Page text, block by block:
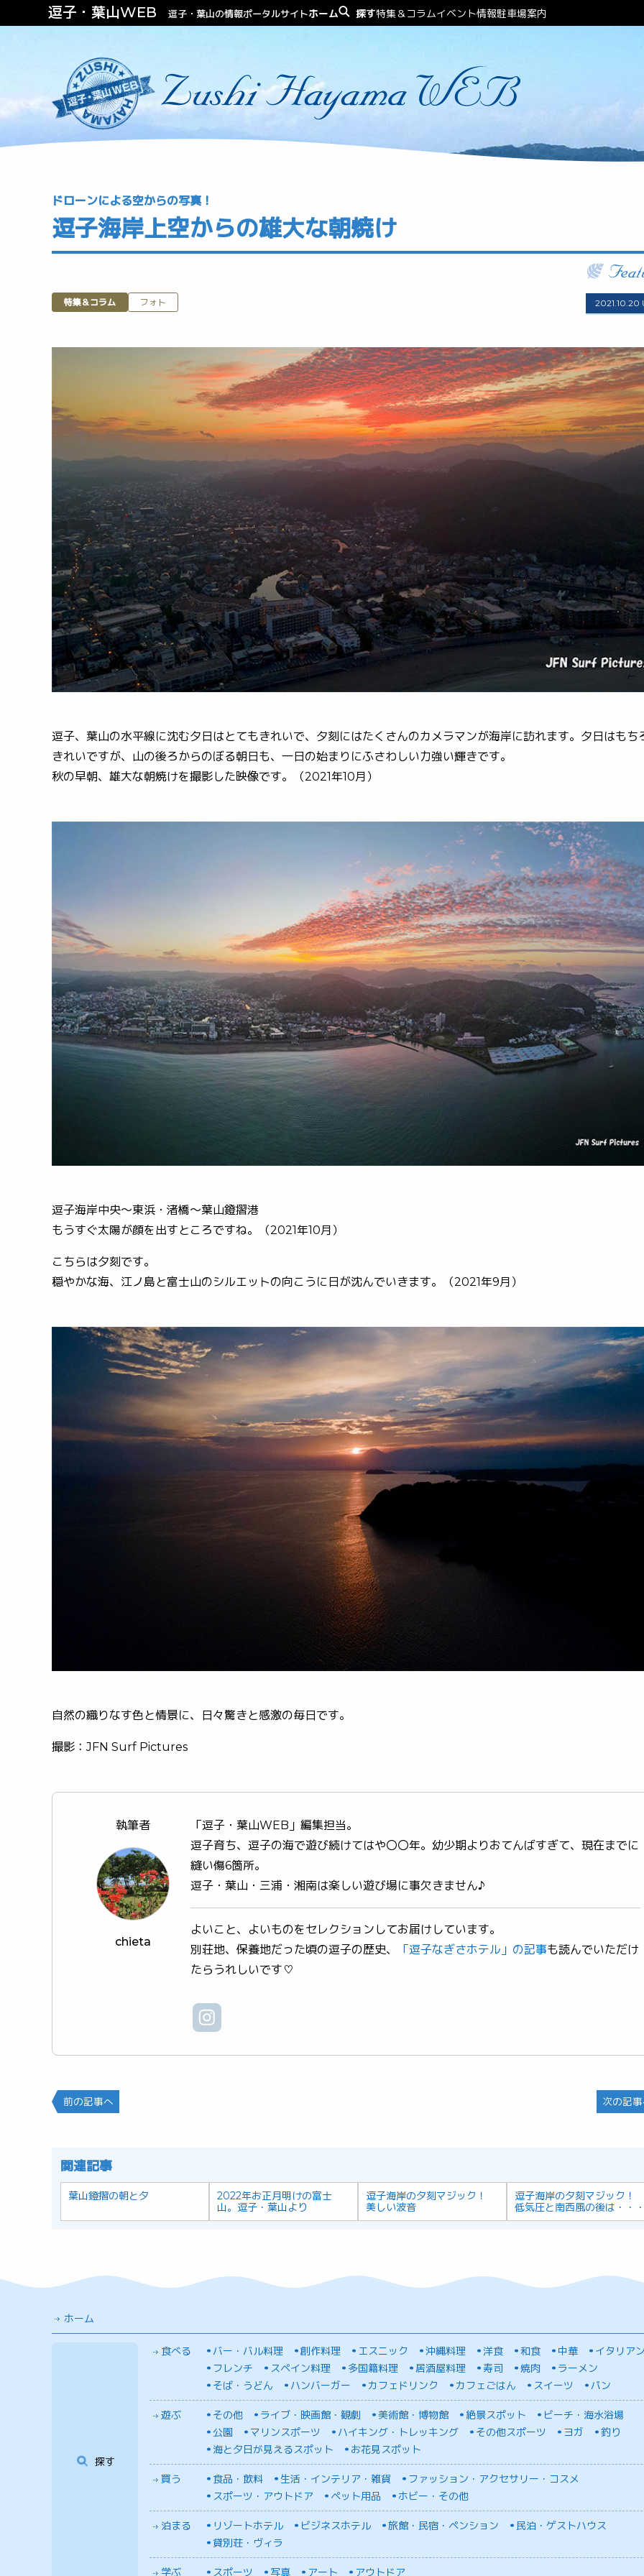
逗子・葉山WEB 逗子・葉山の情報ポータルサイトホーム 探す特集＆コラムイベント情報駐車場案内
ドローンによる空からの写真！
逗子海岸上空からの雄大な朝焼け
特集＆コラム フォト 2021.10.20
逗子、葉山の水平線に沈む夕日はとてもきれいで、夕刻にはたくさんのカメラマンが海岸に訪れます。夕日はもち
きれいですが、山の後ろからのぼる朝日も、一日の始まりにふさわしい力強い輝きです。
秋の早朝、雄大な朝焼けを撮影した映像です。（2021年10月）
逗子海岸中央～東浜・渚橋～葉山鐙摺港
もうすぐ太陽が顔を出すところですね。（2021年10月）
こちらは夕刻です。
穏やかな海、江ノ島と富士山のシルエットの向こうに日が沈んでいきます。（2021年9月）
自然の織りなす色と情景に、日々驚きと感激の毎日です。
撮影：JFN Surf Pictures
執筆者
chieta
「逗子・葉山WEB」編集担当。
逗子育ち、逗子の海で遊び続けてはや〇〇年。幼少期よりおてんばすぎて、現在までに
縫い傷6箇所。
逗子・葉山・三浦・湘南は楽しい遊び場に事欠きません♪
よいこと、よいものをセレクションしてお届けしています。
別荘地、保養地だった頃の逗子の歴史、
「逗子なぎさホテル」の記事も読んでいただけ
たらうれしいです♡
前の記事へ 次の記
関連記事
葉山鐙摺の朝と夕
2022年お正月明けの富士
山。逗子・葉山より
逗子海岸の夕刻マジック！
美しい波音
逗子海岸の夕刻マジック！
低気圧と南西風の後は・・
ホーム
探す
食べる バー・バル料理 創作料理 エスニック 沖縄料理 洋食 和食 中華
イタリア
フレンチ
スペイン料理 多国籍料理 居酒屋料理 寿司 焼肉
ラーメン
そば・うどん
ハンバーガー カフェドリンク カフェごはん スイーツ パン
遊ぶ その他 ライブ・映画館・観劇 美術館・博物館 絶景スポット
ビーチ・海水浴場
公園
マリンスポーツ ハイキング・トレッキング その他スポーツ ヨガ
釣り
海と夕日が見えるスポット
お花見スポット
買う 食品・飲料 生活・インテリア・雑貨
ファッション・アクセサリー・コスメ
スポーツ・アウトドア
ペット用品 ホビー・その他
泊まる リゾートホテル ビジネスホテル 旅館・民宿・ペンション
民泊・ゲストハウス
貸別荘・ヴィラ
学ぶ スポーツ 写真 アート アウトドア
ファッションビューティー不動産（住む・泊まる）